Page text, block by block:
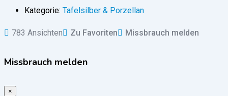
Kategorie: Tafelsilber & Porzellan
783 Ansichten Zu Favoriten Missbrauch melden
Missbrauch melden
×